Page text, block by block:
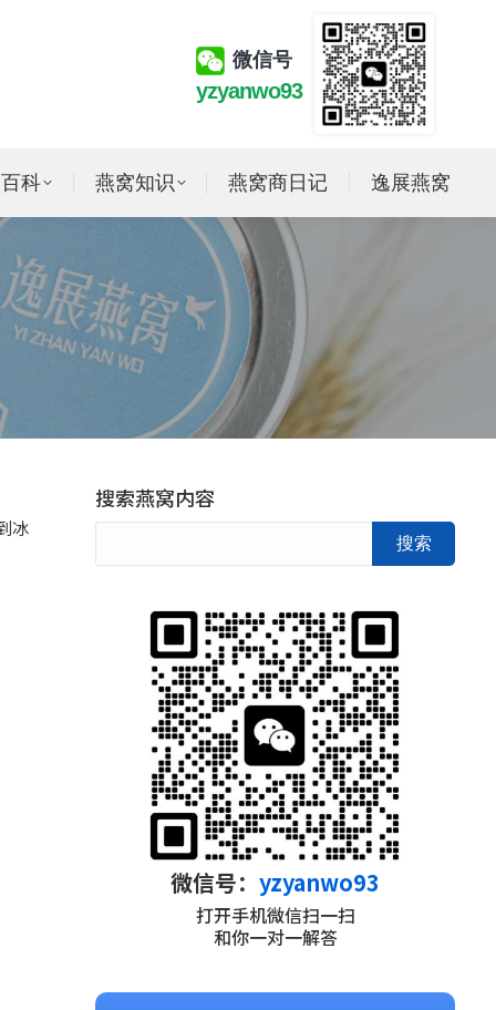
微信号
yzyanwo93
科 燕窝知识 燕窝商日记 逸展燕窝
冰
搜索燕窝内容
搜索
微信号： yzyanwo93
打开手机微信扫一扫
和你一对一解答